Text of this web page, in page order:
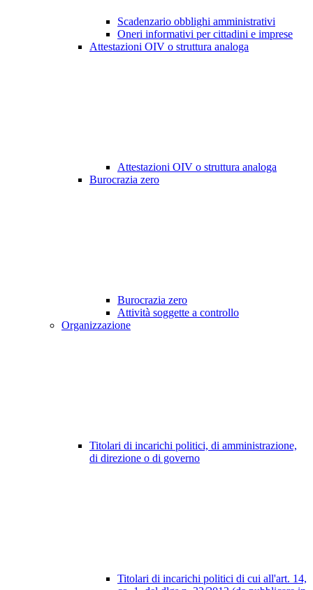
Scadenzario obblighi amministrativi
Oneri informativi per cittadini e imprese
Attestazioni OIV o struttura analoga
Attestazioni OIV o struttura analoga
Burocrazia zero
Burocrazia zero
Attività soggette a controllo
Organizzazione
Titolari di incarichi politici, di amministrazione,
di direzione o di governo
Titolari di incarichi politici di cui all'art. 14,